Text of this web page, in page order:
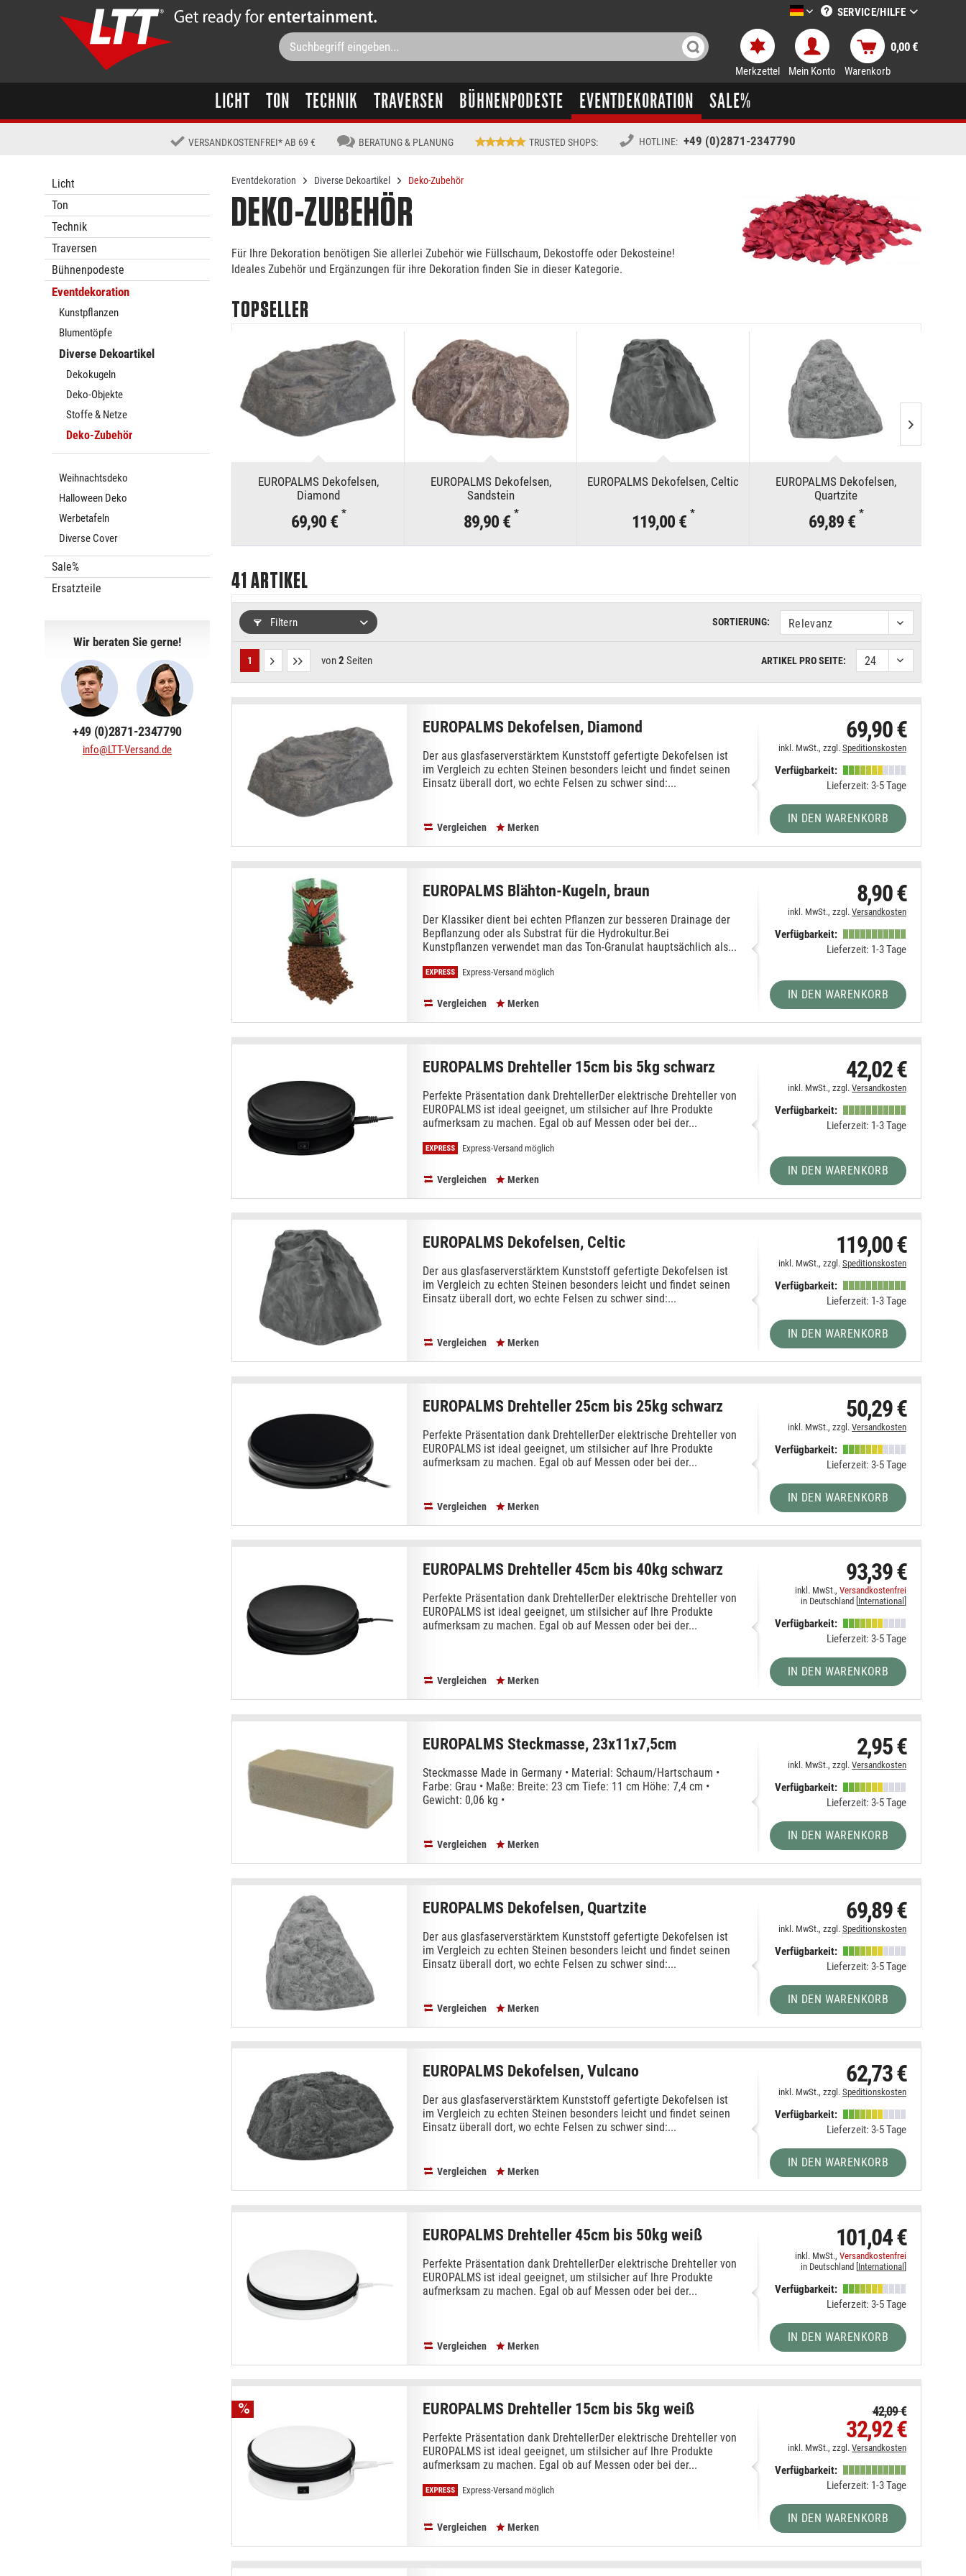
LTT-Versand deutsch
SERVICE/HILFE
Merkzettel Mein Konto Warenkorb
0,00 €
LICHT TON TECHNIK TRAVERSEN BÜHNENPODESTE EVENTDEKORATION SALE%
VERSANDKOSTENFREI* AB 69 € BERATUNG & PLANUNG TRUSTED SHOPS: HOTLINE: +49 (0)2871-2347790
Licht
Ton
Technik
Traversen
Bühnenpodeste
Eventdekoration
Kunstpflanzen
Blumentöpfe
Diverse Dekoartikel
Dekokugeln
Deko-Objekte
Stoffe & Netze
Deko-Zubehör
Weihnachtsdeko
Halloween Deko
Werbetafeln
Diverse Cover
Sale%
Ersatzteile
Wir beraten Sie gerne!
+49 (0)2871-2347790
info@LTT-Versand.de
Eventdekoration Diverse Dekoartikel Deko-Zubehör
DEKO-ZUBEHÖR
Für Ihre Dekoration benötigen Sie allerlei Zubehör wie Füllschaum, Dekostoffe oder Dekosteine!
Ideales Zubehör und Ergänzungen für ihre Dekoration finden Sie in dieser Kategorie.
TOPSELLER
EUROPALMS Dekofelsen,
Diamond
69,90 € *
EUROPALMS Dekofelsen,
Sandstein
89,90 € *
EUROPALMS Dekofelsen, Celtic
119,00 € *
EUROPALMS Dekofelsen,
Quartzite
69,89 € *
41 ARTIKEL
Filtern SORTIERUNG:
1 von2 Seiten ARTIKEL PRO SEITE:
Vergleichen Merken
EUROPALMS Dekofelsen, Diamond
Der aus glasfaserverstärktem Kunststoff gefertigte Dekofelsen ist
im Vergleich zu echten Steinen besonders leicht und findet seinen
Einsatz überall dort, wo echte Felsen zu schwer sind:...
69,90 €
inkl. MwSt., zzgl. Speditionskosten
Verfügbarkeit:
Lieferzeit: 3-5 Tage
IN DEN WARENKORB
Vergleichen Merken
EUROPALMS Blähton-Kugeln, braun
Der Klassiker dient bei echten Pflanzen zur besseren Drainage der
Bepflanzung oder als Substrat für die Hydrokultur.Bei
Kunstpflanzen verwendet man das Ton-Granulat hauptsächlich als...
Express-Versand möglich
8,90 €
inkl. MwSt., zzgl. Versandkosten
Verfügbarkeit:
Lieferzeit: 1-3 Tage
IN DEN WARENKORB
Vergleichen Merken
EUROPALMS Drehteller 15cm bis 5kg schwarz
Perfekte Präsentation dank DrehtellerDer elektrische Drehteller von
EUROPALMS ist ideal geeignet, um stilsicher auf Ihre Produkte
aufmerksam zu machen. Egal ob auf Messen oder bei der...
Express-Versand möglich
42,02 €
inkl. MwSt., zzgl. Versandkosten
Verfügbarkeit:
Lieferzeit: 1-3 Tage
IN DEN WARENKORB
Vergleichen Merken
EUROPALMS Dekofelsen, Celtic
Der aus glasfaserverstärktem Kunststoff gefertigte Dekofelsen ist
im Vergleich zu echten Steinen besonders leicht und findet seinen
Einsatz überall dort, wo echte Felsen zu schwer sind:...
119,00 €
inkl. MwSt., zzgl. Speditionskosten
Verfügbarkeit:
Lieferzeit: 1-3 Tage
IN DEN WARENKORB
Vergleichen Merken
EUROPALMS Drehteller 25cm bis 25kg schwarz
Perfekte Präsentation dank DrehtellerDer elektrische Drehteller von
EUROPALMS ist ideal geeignet, um stilsicher auf Ihre Produkte
aufmerksam zu machen. Egal ob auf Messen oder bei der...
50,29 €
inkl. MwSt., zzgl. Versandkosten
Verfügbarkeit:
Lieferzeit: 3-5 Tage
IN DEN WARENKORB
Vergleichen Merken
EUROPALMS Drehteller 45cm bis 40kg schwarz
Perfekte Präsentation dank DrehtellerDer elektrische Drehteller von
EUROPALMS ist ideal geeignet, um stilsicher auf Ihre Produkte
aufmerksam zu machen. Egal ob auf Messen oder bei der...
93,39 €
inkl. MwSt., Versandkostenfrei
in Deutschland [ International
Verfügbarkeit:
Lieferzeit: 3-5 Tage
IN DEN WARENKORB
Vergleichen Merken
EUROPALMS Steckmasse, 23x11x7,5cm
Steckmasse Made in Germany • Material: Schaum/Hartschaum •
Farbe: Grau • Maße: Breite: 23 cm Tiefe: 11 cm Höhe: 7,4 cm •
Gewicht: 0,06 kg •
2,95 €
inkl. MwSt., zzgl. Versandkosten
Verfügbarkeit:
Lieferzeit: 3-5 Tage
IN DEN WARENKORB
Vergleichen Merken
EUROPALMS Dekofelsen, Quartzite
Der aus glasfaserverstärktem Kunststoff gefertigte Dekofelsen ist
im Vergleich zu echten Steinen besonders leicht und findet seinen
Einsatz überall dort, wo echte Felsen zu schwer sind:...
69,89 €
inkl. MwSt., zzgl. Speditionskosten
Verfügbarkeit:
Lieferzeit: 3-5 Tage
IN DEN WARENKORB
Vergleichen Merken
EUROPALMS Dekofelsen, Vulcano
Der aus glasfaserverstärktem Kunststoff gefertigte Dekofelsen ist
im Vergleich zu echten Steinen besonders leicht und findet seinen
Einsatz überall dort, wo echte Felsen zu schwer sind:...
62,73 €
inkl. MwSt., zzgl. Speditionskosten
Verfügbarkeit:
Lieferzeit: 3-5 Tage
IN DEN WARENKORB
Vergleichen Merken
EUROPALMS Drehteller 45cm bis 50kg weiß
Perfekte Präsentation dank DrehtellerDer elektrische Drehteller von
EUROPALMS ist ideal geeignet, um stilsicher auf Ihre Produkte
aufmerksam zu machen. Egal ob auf Messen oder bei der...
101,04 €
inkl. MwSt., Versandkostenfrei
in Deutschland [International]
Verfügbarkeit:
Lieferzeit: 3-5 Tage
IN DEN WARENKORB
Vergleichen Merken
EUROPALMS Drehteller 15cm bis 5kg weiß
Perfekte Präsentation dank DrehtellerDer elektrische Drehteller von
EUROPALMS ist ideal geeignet, um stilsicher auf Ihre Produkte
aufmerksam zu machen. Egal ob auf Messen oder bei der...
Express-Versand möglich
42,09 €
32,92 €
inkl. MwSt., zzgl. Versandkosten
Verfügbarkeit:
Lieferzeit: 1-3 Tage
IN DEN WARENKORB